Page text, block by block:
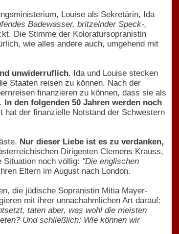
Louise als Sekretärin, Ida
Badewasser, britzelnder Speck-,
Die Stimme der Koloratursopranistin
wie alles andere auch, umgehend mit
unwiderruflich. Ida und Louise stecken
Staaten reisen zu können. Nach der
finanzieren zu können, dass sie als
In den folgenden 50 Jahren werden noch
hat der finanzielle Notstand der Schwestern
Nur dieser Liebe ist es zu verdanken,
Dirigenten Clemens Krauss,
Situation noch völlig: "Die englischen
Eltern im August nach London.
die jüdische Sopranistin Mitia Mayer-
mit ihrer unnachahmlichen Art darauf:
taten aber, was wohl die meisten
Und schließlich: Wie können wir